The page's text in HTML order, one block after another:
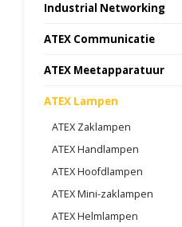
Industrial Networking
ATEX Communicatie
ATEX Meetapparatuur
ATEX Lampen
ATEX Zaklampen
ATEX Handlampen
ATEX Hoofdlampen
ATEX Mini-zaklampen
ATEX Helmlampen